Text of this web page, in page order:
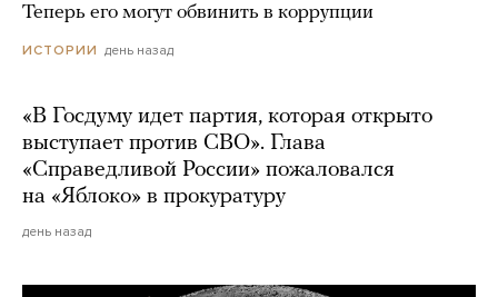
Теперь его могут обвинить в коррупции
ИСТОРИИ день назад
«В Госдуму идет партия, которая открыто
выступает против СВО». Глава
«Справедливой России» пожаловался
на «Яблоко» в прокуратуру
день назад